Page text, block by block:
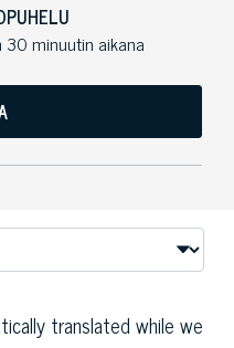
30 minuutin aikana
translated while we